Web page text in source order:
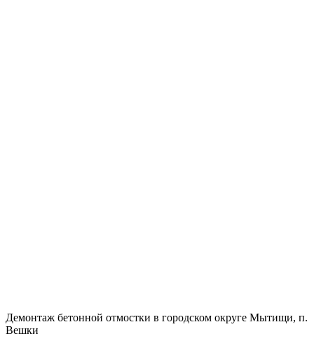
Демонтаж бетонной отмостки в городском округе Мытищи, п.
Вешки